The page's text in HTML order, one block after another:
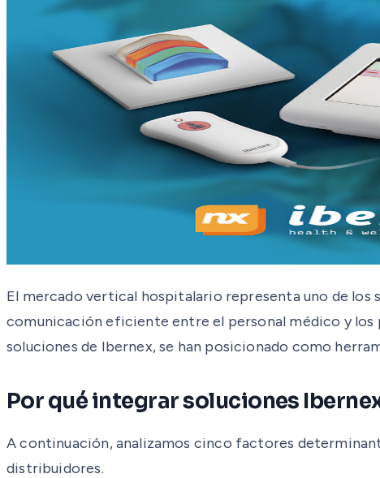
El mercado vertical hospitalario representa uno de
comunicación eficiente entre el personal médico y los
soluciones de Ibernex, se han posicionado como
Por qué integrar soluciones
A continuación, analizamos cinco factores
distribuidores.